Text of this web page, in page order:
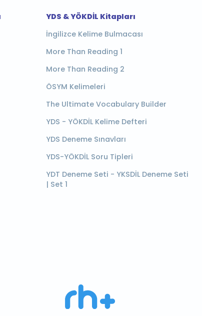
YDS & YÖKDİL Kitapları
İngilizce Kelime Bulmacası
More Than Reading 1
More Than Reading 2
ÖSYM Kelimeleri
The Ultimate Vocabulary Builder
YDS - YÖKDİL Kelime Defteri
YDS Deneme Sınavları
YDS-YÖKDİL Soru Tipleri
YDT Deneme Seti - YKSDİL Deneme Seti
| Set 1